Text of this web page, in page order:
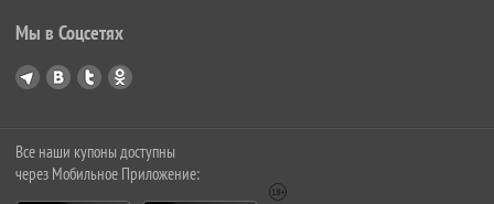
Мы в Соцсетях
Все наши купоны доступны
через Мобильное Приложение: